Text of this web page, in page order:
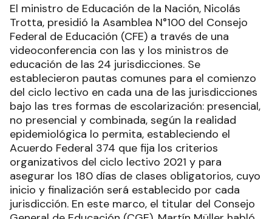
El ministro de Educación de la Nación, Nicolás
Trotta, presidió la Asamblea N°100 del Consejo
Federal de Educación (CFE) a través de una
videoconferencia con las y los ministros de
educación de las 24 jurisdicciones. Se
establecieron pautas comunes para el comienzo
del ciclo lectivo en cada una de las jurisdicciones
bajo las tres formas de escolarización: presencial,
no presencial y combinada, según la realidad
epidemiológica lo permita, estableciendo el
Acuerdo Federal 374 que fija los criterios
organizativos del ciclo lectivo 2021 y para
asegurar los 180 días de clases obligatorios, cuyo
inicio y finalización será establecido por cada
jurisdicción. En este marco, el titular del Consejo